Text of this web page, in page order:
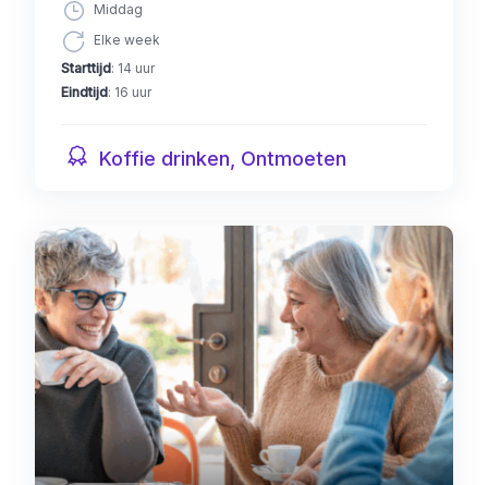
Middag
Elke week
Starttijd: 14 uur
Eindtijd: 16 uur
Koffie drinken, Ontmoeten